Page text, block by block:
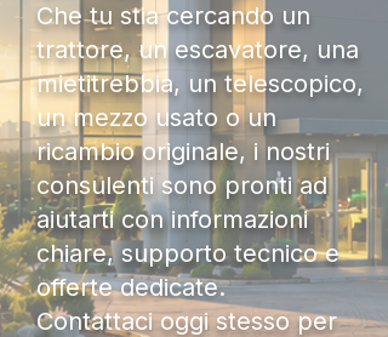
Che tu stia cercando un
trattore, un escavatore, una
mietitrebbia, un telescopico,
un mezzo usato o un
ricambio originale, i nostri
consulenti sono pronti ad
aiutarti con informazioni
chiare, supporto tecnico e
offerte dedicate.
Contattaci oggi stesso per